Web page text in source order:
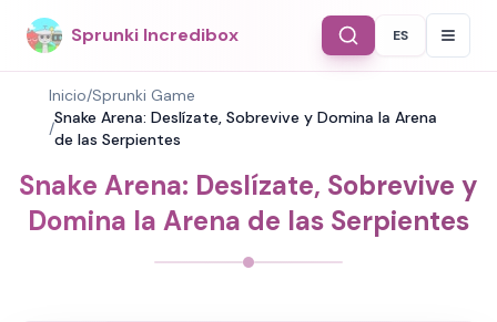
Sprunki Incredibox Select
ES
Inicio/Sprunki Game
/
Snake Arena: Deslízate, Sobrevive y Domina la Arena
de las Serpientes
Snake Arena: Deslízate, Sobrevive y
Domina la Arena de las Serpientes